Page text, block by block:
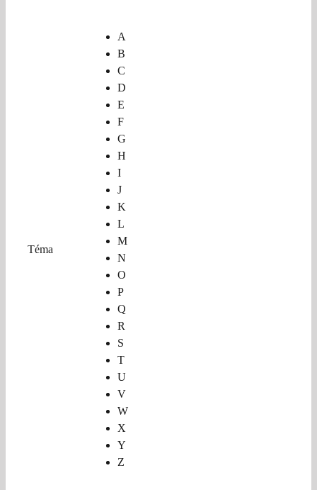
Téma
A
B
C
D
E
F
G
H
I
J
K
L
M
N
O
P
Q
R
S
T
U
V
W
X
Y
Z